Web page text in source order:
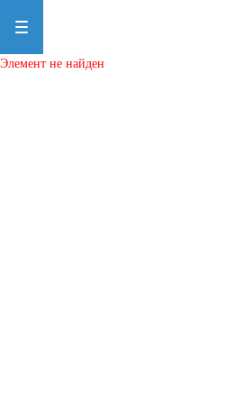
Элемент не найден